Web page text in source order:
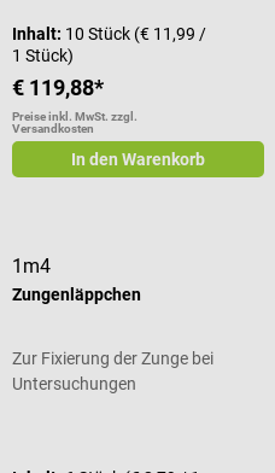
Inhalt: 10 Stück (€ 11,99 /
1 Stück)
€ 119,88*
Preise inkl. MwSt. zzgl.
Versandkosten
In den Warenkorb
1m4
Zungenläppchen
Zur Fixierung der Zunge bei
Untersuchungen